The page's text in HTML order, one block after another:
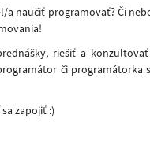
naučiť programovať? Či
riešiť a
či programátorka
sa zapojiť :)